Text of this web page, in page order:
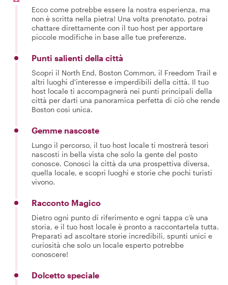
Ecco come potrebbe essere la nostra esperienza, ma
non è scritta nella pietra! Una volta prenotato, potrai
chattare direttamente con il tuo host per apportare
piccole modifiche in base alle tue preferenze.
Punti salienti della città
Scopri il North End, Boston Common, il Freedom Trail e
altri luoghi d'interesse e imperdibili della città. Il tuo
host locale ti accompagnerà nei punti principali della
città per darti una panoramica perfetta di ciò che rende
Boston così unica.
Gemme nascoste
Lungo il percorso, il tuo host locale ti mostrerà tesori
nascosti in bella vista che solo la gente del posto
conosce. Conosci la città da una prospettiva diversa,
quella locale, e scopri luoghi e storie che pochi turisti
vivono.
Racconto Magico
Dietro ogni punto di riferimento e ogni tappa c’è una
storia, e il tuo host locale è pronto a raccontartela tutta.
Preparati ad ascoltare storie incredibili, spunti unici e
curiosità che solo un locale esperto potrebbe
conoscere!
Dolcetto speciale